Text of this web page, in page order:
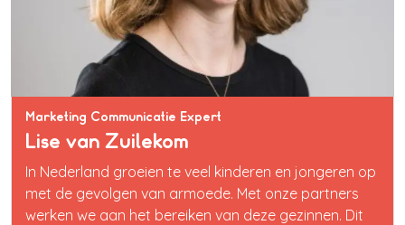
Marketing Communicatie Expert
Lise van Zuilekom
In Nederland groeien te veel kinderen en jongeren op
met de gevolgen van armoede. Met onze partners
werken we aan het bereiken van deze gezinnen. Dit